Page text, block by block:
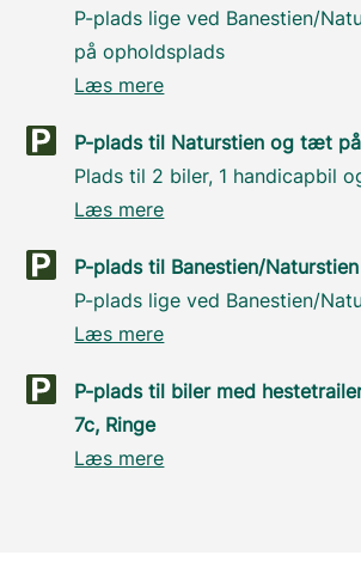
P-plads lige ved Banestien/
på opholdsplads
Læs mere
P-plads til Naturstien og tæt
Plads til 2 biler, 1 handicapbil
Læs mere
P-plads til Banestien/Naturstien
P-plads lige ved Banestien/
Læs mere
P-plads til biler med
7c, Ringe
Læs mere